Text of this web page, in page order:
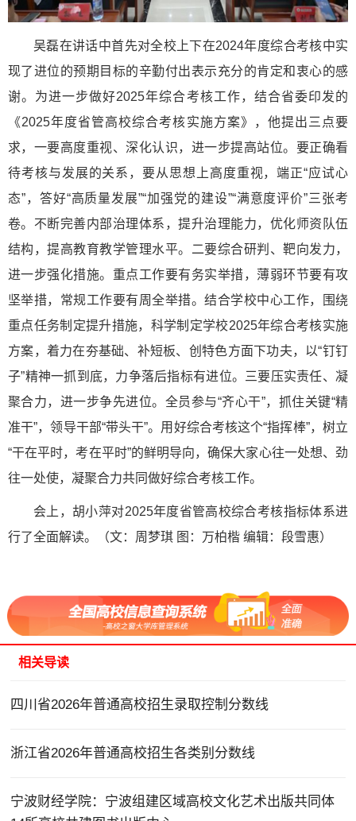
吴磊在讲话中首先对全校上下在2024年度综合考核中实
现了进位的预期目标的辛勤付出表示充分的肯定和衷心的感
谢。为进一步做好2025年综合考核工作，结合省委印发的
《2025年度省管高校综合考核实施方案》，他提出三点要
求，一要高度重视、深化认识，进一步提高站位。要正确看
待考核与发展的关系，要从思想上高度重视，端正“应试心
态”，答好“高质量发展”“加强党的建设”“满意度评价”三张考
卷。不断完善内部治理体系，提升治理能力，优化师资队伍
结构，提高教育教学管理水平。二要综合研判、靶向发力，
进一步强化措施。重点工作要有务实举措，薄弱环节要有攻
坚举措，常规工作要有周全举措。结合学校中心工作，围绕
重点任务制定提升措施，科学制定学校2025年综合考核实施
方案，着力在夯基础、补短板、创特色方面下功夫，以“钉钉
子”精神一抓到底，力争落后指标有进位。三要压实责任、凝
聚合力，进一步争先进位。全员参与“齐心干”，抓住关键“精
准干”，领导干部“带头干”。用好综合考核这个“指挥棒”，树立
“干在平时，考在平时”的鲜明导向，确保大家心往一处想、劲
往一处使，凝聚合力共同做好综合考核工作。
会上，胡小萍对2025年度省管高校综合考核指标体系进
行了全面解读。（文：周梦琪 图：万柏楷 编辑：段雪惠）
相关导读
四川省2026年普通高校招生录取控制分数线
浙江省2026年普通高校招生各类别分数线
宁波财经学院：宁波组建区域高校文化艺术出版共同体